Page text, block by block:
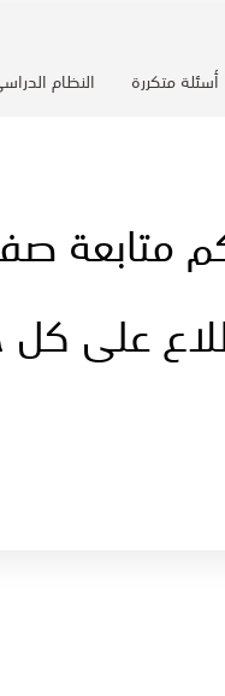
أسئلة متكررة النظام
متابعة
على